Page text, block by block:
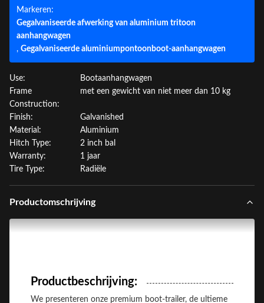
Markeren:
Gegalvaniseerde afwerking van aluminium tritoon
aanhangwagen
, Gegalvaniseerde aluminiumpontoonboot-aanhangwagen
Use:
Bootaanhangwagen
Frame
Construction:
met een gewicht van niet meer dan 10 kg
Finish:
Galvanished
Material:
Aluminium
Hitch Type:
2 inch bal
Warranty:
1 jaar
Tire Type:
Radiële
Productomschrijving
Productbeschrijving:
We presenteren onze premium boot-trailer, de ultieme